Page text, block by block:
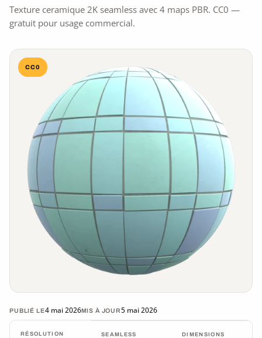
Texture ceramique 2K seamless avec 4 maps PBR. CC0 —
gratuit pour usage commercial.
CC0
PUBLIÉ LE4 mai 2026MIS À JOUR5 mai 2026
RÉSOLUTION SEAMLESS DIMENSIONS